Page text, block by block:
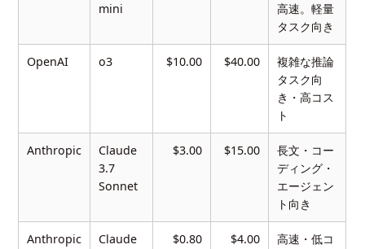
mini
高速。軽量
タスク向き
OpenAI o3 $10.00 $40.00
複雑な推論
タスク向
き・高コス
ト
Anthropic
Claude
3.7
Sonnet
$3.00 $15.00
長文・コー
ディング・
エージェン
ト向き
Anthropic
Claude
$0.80 $4.00
高速・低コ